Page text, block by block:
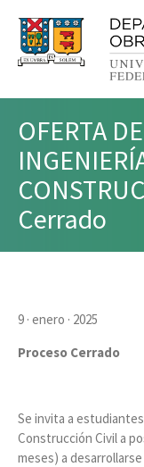
OFERTA
Cerrado
9 · enero · 2025
Proceso Cerrado
Se invita a
Construcción Civil a
meses) a